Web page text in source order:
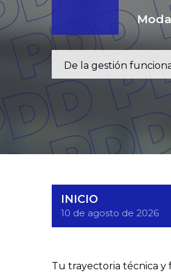
De la gestión
INICIO
10 de agosto de 2026
Tu trayectoria técnica y